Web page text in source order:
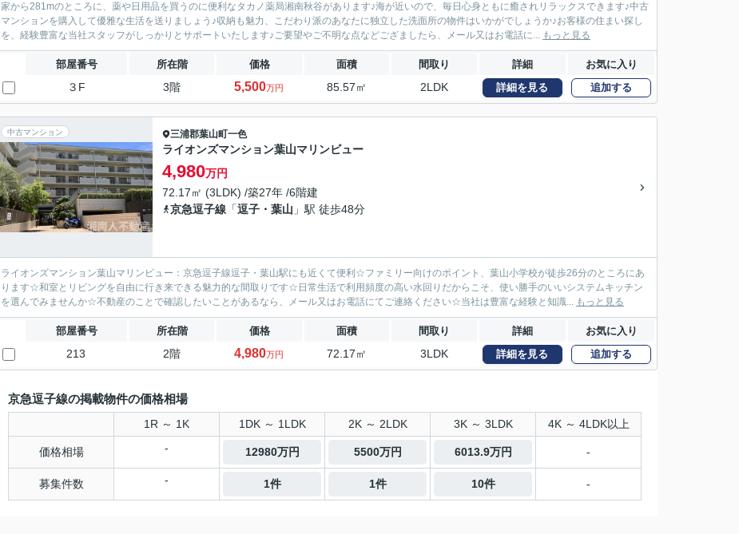
家から281mのところに、薬や日用品を買うのに便利なタカノ薬局湘南秋谷があります♪海が近いので、毎日心身ともに癒されリラックスできます♪中古
マンションを購入して優雅な生活を送りましょう♪収納も魅力、こだわり派のあなたに独立した洗面所の物件はいかがでしょうか♪お客様の住まい探し
を、経験豊富な当社スタッフがしっかりとサポートいたします♪ご要望やご不明な点などござましたら、メール又はお電話に... もっと見る
部屋番号 所在階 価格 面積 間取り 詳細 お気に入り
３F 3階 5,500万円 85.57㎡ 2LDK 詳細を見る 追加する
中古マンション 三浦郡葉山町一色
ライオンズマンション葉山マリンビュー
4,980万円
72.17㎡ (3LDK) /築27年 /6階建
京急逗子線 「逗子・葉山 」駅 徒歩48分
ライオンズマンション葉山マリンビュー：京急逗子線逗子・葉山駅にも近くて便利☆ファミリー向けのポイント、葉山小学校が徒歩26分のところにあ
ります☆和室とリビングを自由に行き来できる魅力的な間取りです☆日常生活で利用頻度の高い水回りだからこそ、使い勝手のいいシステムキッチン
を選んでみませんか☆不動産のことで確認したいことがあるなら、メール又はお電話にてご連絡ください☆当社は豊富な経験と知識... もっと見る
部屋番号 所在階 価格 面積 間取り 詳細 お気に入り
213 2階 4,980万円 72.17㎡ 3LDK 詳細を見る 追加する
京急逗子線の掲載物件の価格相場
1R ～ 1K 1DK ～ 1LDK 2K ～ 2LDK 3K ～ 3LDK 4K ～ 4LDK以上
価格相場 - 12980万円 5500万円 6013.9万円 -
募集件数 - 1件 1件 10件 -